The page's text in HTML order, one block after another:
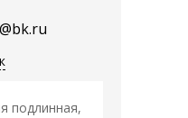
подлинная,